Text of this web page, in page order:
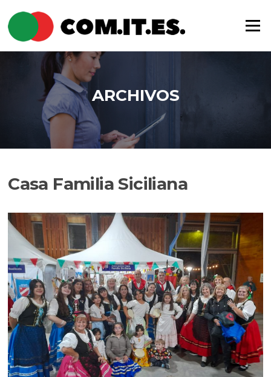
contenido
Menú
ARCHIVOS
Casa Familia Siciliana